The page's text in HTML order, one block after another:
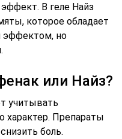
В геле Найз
которое обладает
но
или Найз?
учитывать
характер. Препараты
боль.